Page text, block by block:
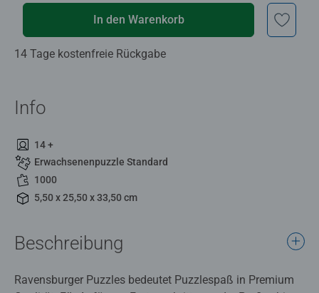
In den Warenkorb
14 Tage kostenfreie Rückgabe
Info
14 +
Erwachsenenpuzzle Standard
1000
5,50 x 25,50 x 33,50 cm
Beschreibung
Ravensburger Puzzles bedeutet Puzzlespaß in Premium